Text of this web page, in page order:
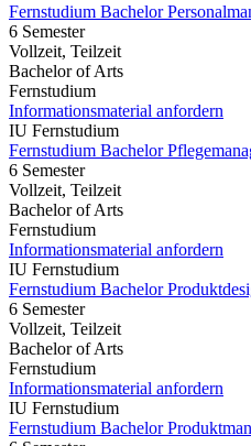
Fernstudium Bachelor
6 Semester
Vollzeit, Teilzeit
Bachelor of Arts
Fernstudium
Informationsmaterial anfordern
IU Fernstudium
Fernstudium Bachelor
6 Semester
Vollzeit, Teilzeit
Bachelor of Arts
Fernstudium
Informationsmaterial anfordern
IU Fernstudium
Fernstudium Bachelor
6 Semester
Vollzeit, Teilzeit
Bachelor of Arts
Fernstudium
Informationsmaterial anfordern
IU Fernstudium
Fernstudium Bachelor